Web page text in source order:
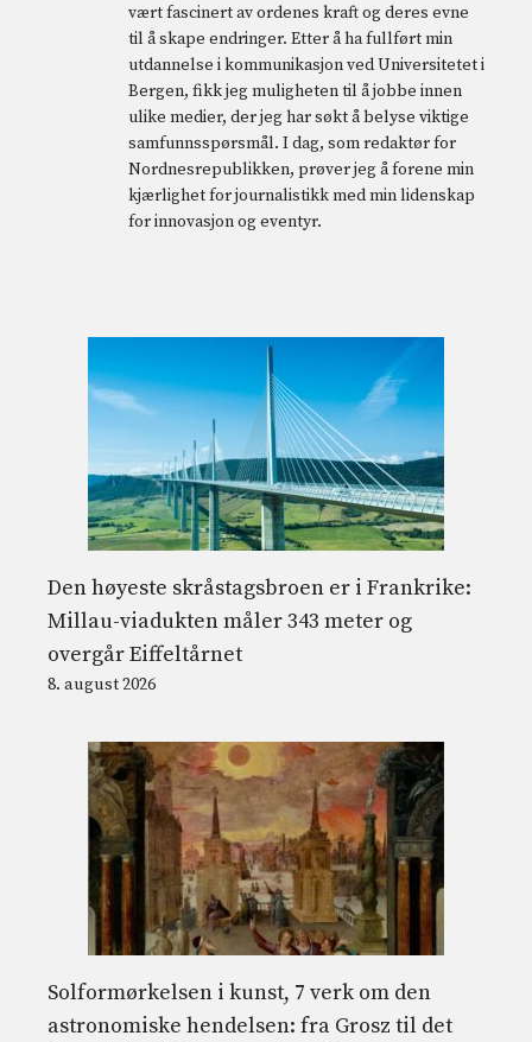
vært fascinert av ordenes kraft og deres evne
til å skape endringer. Etter å ha fullført min
utdannelse i kommunikasjon ved Universitetet i
Bergen, fikk jeg muligheten til å jobbe innen
ulike medier, der jeg har søkt å belyse viktige
samfunnsspørsmål. I dag, som redaktør for
Nordnesrepublikken, prøver jeg å forene min
kjærlighet for journalistikk med min lidenskap
for innovasjon og eventyr.
Den høyeste skråstagsbroen er i Frankrike:
Millau-viadukten måler 343 meter og
overgår Eiffeltårnet
8. august 2026
Solformørkelsen i kunst, 7 verk om den
astronomiske hendelsen: fra Grosz til det